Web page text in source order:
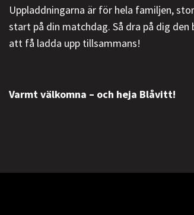
Uppladdningarna är för hela familjen,
start på din matchdag. Så dra på dig
att få ladda upp tillsammans!
Varmt välkomna – och heja Blåvitt!